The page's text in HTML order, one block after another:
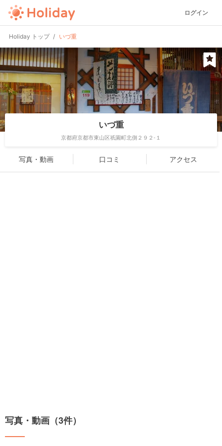
ログイン
Holiday トップ いづ重
いづ重
京都府京都市東山区祇園町北側２９２-１
写真・動画 口コミ アクセス
写真・動画（3件）